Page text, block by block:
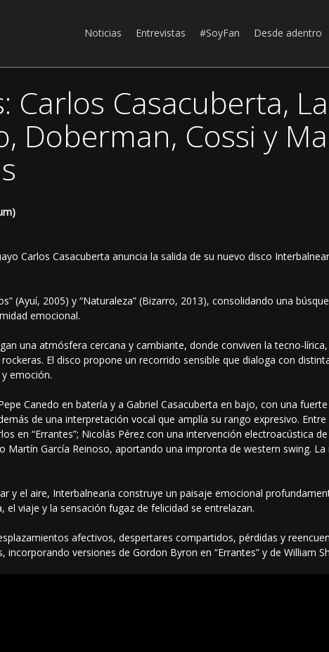
Noticias Entrevistas #SoyFan Desde adentro
Carlos Casacuberta,
Doberman, Cossi y
Carlos Casacuberta anuncia la salida de su nuevo disco
(Ayuí, 2005) y “Naturaleza” (Bizarro, 2013), consolidando una
emocional.
una atmósfera cercana y cambiante, donde conviven la tecno-
El disco propone un recorrido sensible que dialoga con
emoción.
Canedo en batería y a Gabriel Casacuberta en bajo, con una
de una interpretación vocal que amplía su rango expresivo.
en “Errantes”; Nicolás Pérez con una intervención electroacústica
García Reinoso, aportando una impronta de western swing.
y el aire, Interbalnearia construye un paisaje emocional
viaje y la sensación fugaz de felicidad se entrelazan.
afectivos, despertares compartidos, pérdidas y
versiones de Gordon Byron en “Errantes” y de William